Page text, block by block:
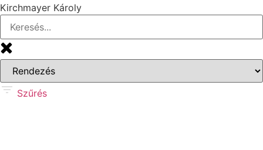
Kirchmayer Károly
Szűrés